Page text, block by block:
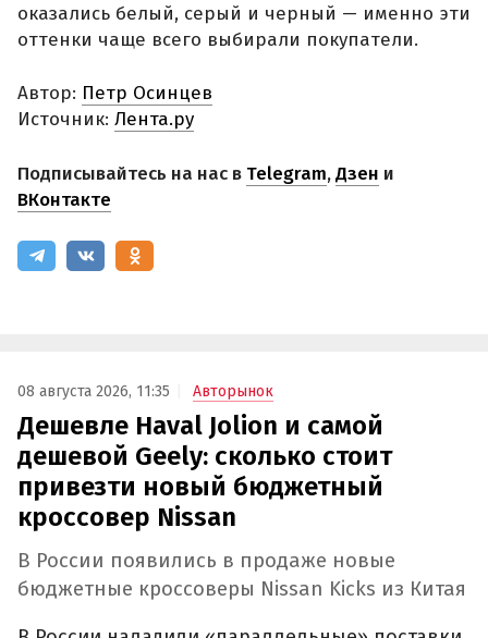
оказались белый, серый и черный — именно эти
оттенки чаще всего выбирали покупатели.
Автор: Петр Осинцев
Источник: Лента.ру
Подписывайтесь на нас в Telegram,Дзен и
ВКонтакте
08 августа 2026, 11:35 Авторынок
Дешевле Haval Jolion и самой
дешевой Geely: сколько стоит
привезти новый бюджетный
кроссовер Nissan
В России появились в продаже новые
бюджетные кроссоверы Nissan Kicks из Китая